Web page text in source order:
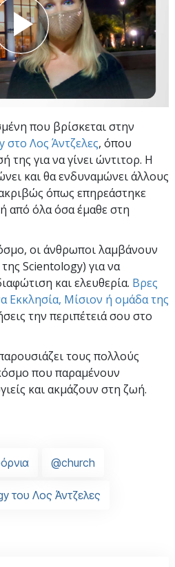
που βρίσκεται στην
στο Λος Άντζελες, όπου
της για να γίνει ώντιτορ. Η
και θα ενδυναμώνει άλλους
όπως επηρεάστηκε
από όλα όσα έμαθε στη
οι άνθρωποι λαμβάνουν
Scientology) για να
και ελευθερία. Βρες
Εκκλησία, Μίσιον ή ομάδα της
την περιπέτειά σου στο
τους πολλούς
που παραμένουν
και ακμάζουν στη ζωή.
@church
του Λος Άντζελες